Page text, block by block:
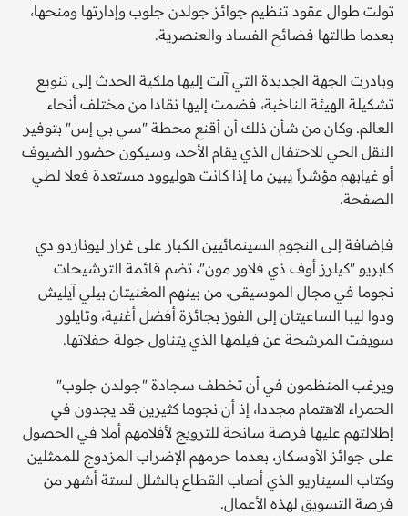
تولت طوال عقود تنظيم جوائز جولدن جلوب وإدارتها ومنحها،
بعدما طالتها فضائح الفساد والعنصرية.
وبادرت الجهة الجديدة التي آلت إليها ملكية الحدث إلى تنويع
تشكيلة الهيئة الناخبة، فضمت إليها نقادا من مختلف أنحاء
العالم. وكان من شأن ذلك أن أقنع محطة "سي بي إس" بتوفير
النقل الحي للاحتفال الذي يقام الأحد، وسيكون حضور الضيوف
أو غيابهم مؤشراً يبين ما إذا كانت هوليوود مستعدة فعلا لطي
الصفحة.
فإضافة إلى النجوم السينمائيين الكبار على غرار ليوناردو دي
كابريو "كيلرز أوف ذي فلاور مون"، تضم قائمة الترشيحات
نجوما في مجال الموسيقى، من بينهم المغنيتان بيلي آيليش
ودوا ليبا الساعيتان إلى الفوز بجائزة أفضل أغنية، وتايلور
سويفت المرشحة عن فيلمها الذي يتناول جولة حفلاتها.
ويرغب المنظمون في أن تخطف سجادة "جولدن جلوب"
الحمراء الاهتمام مجددا، إذ أن نجوما كثيرين قد يجدون في
إطلالتهم عليها فرصة سانحة للترويج لأفلامهم أملا في الحصول
على جوائز الأوسكار، بعدما حرمهم الإضراب المزدوج للممثلين
وكتاب السيناريو الذي أصاب القطاع بالشلل لستة أشهر من
فرصة التسويق لهذه الأعمال.